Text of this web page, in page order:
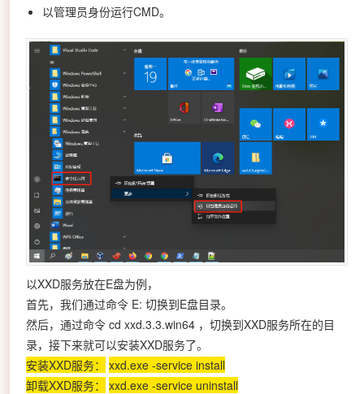
以管理员身份运行CMD。
以XXD服务放在E盘为例，
首先，我们通过命令 E: 切换到E盘目录。
然后，通过命令 cd xxd.3.3.win64 ，切换到XXD服务所在的目
录，接下来就可以安装XXD服务了。
安装XXD服务：
xxd.exe -service install
卸载XXD服务：
xxd.exe -service uninstall